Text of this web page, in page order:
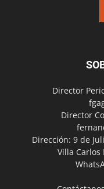
Director
Director
Dirección: 9 de
Villa Carlos